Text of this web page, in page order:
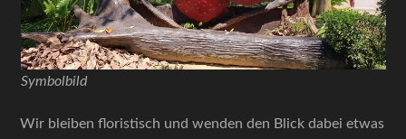
Symbolbild
Wir bleiben floristisch und wenden den Blick dabei etwas